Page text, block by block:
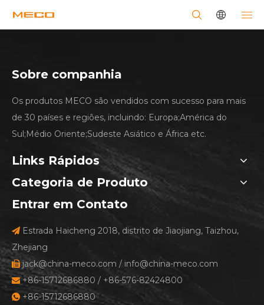
Sobre companhia
Os produtos MECO são vendidos com sucesso para mais
de 30 países e regiões, incluindo: Europa;América do
Sul;Médio Oriente;Sudeste Asiático e África etc.
Links Rápidos
Categoria de Produto
Entrar em Contato
 Estrada Haicheng 2018, distrito de Jiaojiang, Taizhou,
Zhejiang
 jack@china-meco.com / info@china-meco.com
+86-15712686880 / +86-576-82424800
 +86-15712686880